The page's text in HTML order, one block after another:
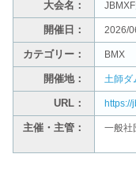
大会名：
開催日： 2026/
カテゴリー： BMX
開催地： 土師ダ
URL： https://
主催・主管： 一般社